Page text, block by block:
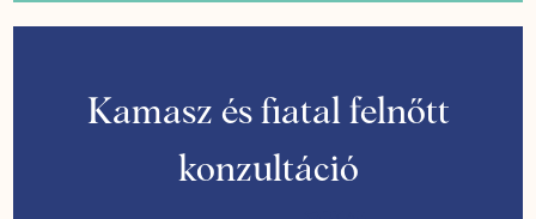
Kamasz és fiatal felnőtt
konzultáció